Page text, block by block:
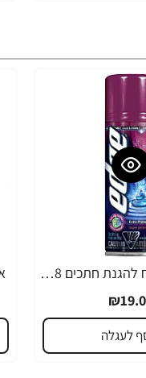
אדג' ג'ל גילוח להגנת חתכים 198 גרם - מבית EDGE
לעגלה